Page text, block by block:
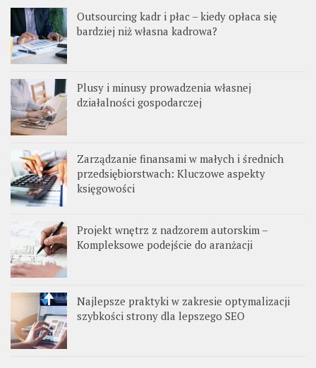
Outsourcing kadr i płac – kiedy opłaca się
bardziej niż własna kadrowa?
Plusy i minusy prowadzenia własnej
działalności gospodarczej
Zarządzanie finansami w małych i średnich
przedsiębiorstwach: Kluczowe aspekty
księgowości
Projekt wnętrz z nadzorem autorskim –
Kompleksowe podejście do aranżacji
Najlepsze praktyki w zakresie optymalizacji
szybkości strony dla lepszego SEO